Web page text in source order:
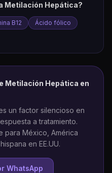
Metilación Hepática?
B12
Ácido fólico
Metilación Hepática en
un factor silencioso en
a tratamiento.
para México, América
en EE.UU.
WhatsApp